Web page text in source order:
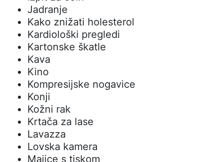
Jadranje
Kako znižati holesterol
Kardiološki pregledi
Kartonske škatle
Kava
Kino
Kompresijske nogavice
Konji
Kožni rak
Krtača za lase
Lavazza
Lovska kamera
Majice s tiskom